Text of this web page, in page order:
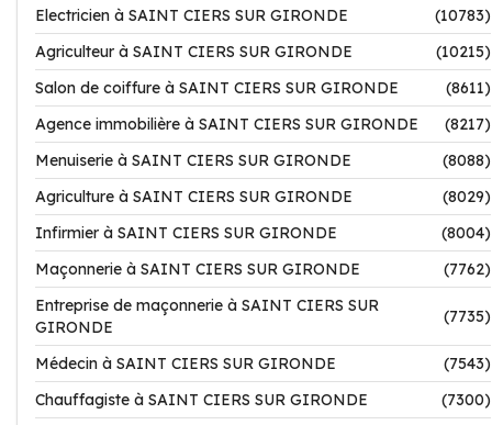
Electricien à SAINT CIERS SUR GIRONDE
(10783)
Agriculteur à SAINT CIERS SUR GIRONDE
(10215)
Salon de coiffure à SAINT CIERS SUR GIRONDE
(8611)
Agence immobilière à SAINT CIERS SUR GIRONDE
(8217)
Menuiserie à SAINT CIERS SUR GIRONDE
(8088)
Agriculture à SAINT CIERS SUR GIRONDE
(8029)
Infirmier à SAINT CIERS SUR GIRONDE
(8004)
Maçonnerie à SAINT CIERS SUR GIRONDE
(7762)
Entreprise de maçonnerie à SAINT CIERS SUR
GIRONDE
(7735)
Médecin à SAINT CIERS SUR GIRONDE
(7543)
Chauffagiste à SAINT CIERS SUR GIRONDE
(7300)